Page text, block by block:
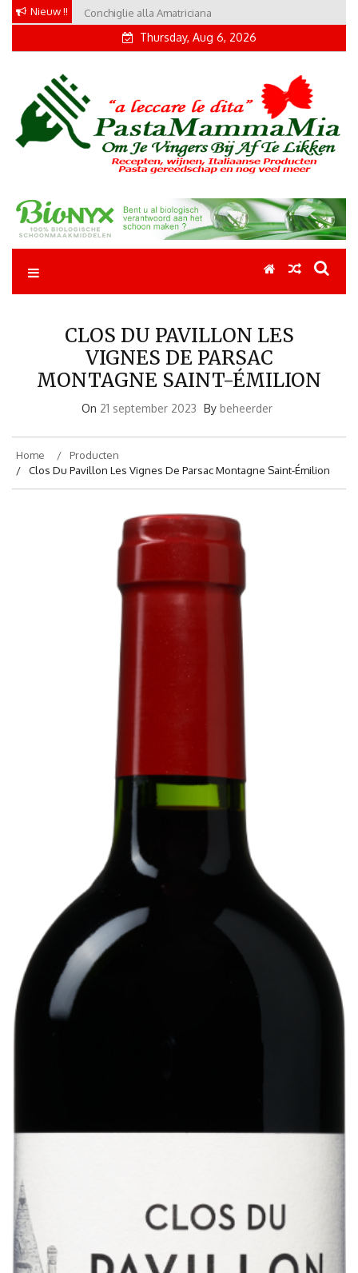
Skip
content
Nieuw !! Conchiglie alla Amatriciana
Tortellini con Proscuitto
Thursday, Aug 6, 2026
Pastamammamia
Pastarecepten om je vingers bij af te likken
CLOS DU PAVILLON LES
VIGNES DE PARSAC
MONTAGNE SAINT-ÉMILION
On 21 september 2023 By beheerder
Home
Producten
Clos Du Pavillon Les Vignes De Parsac Montagne Saint-Émilion